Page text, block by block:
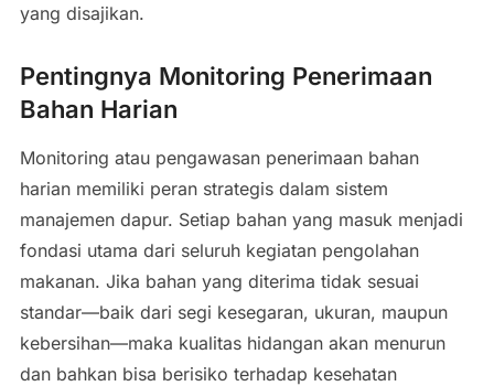
yang disajikan.
Pentingnya Monitoring Penerimaan
Bahan Harian
Monitoring atau pengawasan penerimaan bahan
harian memiliki peran strategis dalam sistem
manajemen dapur. Setiap bahan yang masuk menjadi
fondasi utama dari seluruh kegiatan pengolahan
makanan. Jika bahan yang diterima tidak sesuai
standar—baik dari segi kesegaran, ukuran, maupun
kebersihan—maka kualitas hidangan akan menurun
dan bahkan bisa berisiko terhadap kesehatan